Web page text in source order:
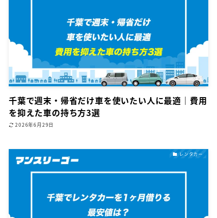
千葉で週末・帰省だけ車を使いたい人に最適｜費用
を抑えた車の持ち方3選
2026年6月29日
レンタカー